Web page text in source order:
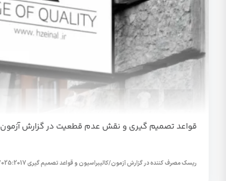
قواعد تصمیم گیری و نقش عدم قطعیت در گزارش آزمون
ریسک مصرف کننده در گزارش آزمون/کالیبراسیون و قواعد تصمیم گیری ISO 17025:2017 مستلزم آن است...